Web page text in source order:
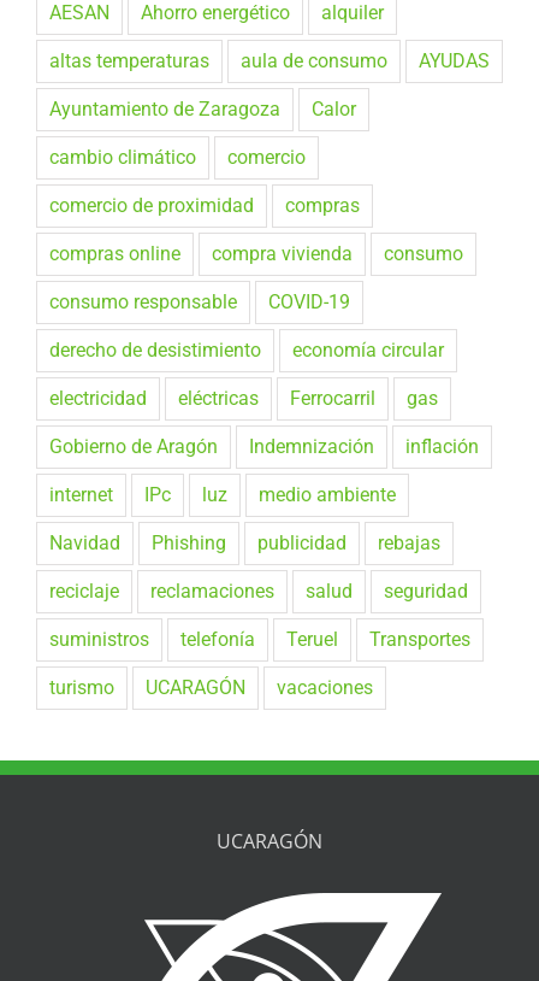
AESAN Ahorro energético alquiler
altas temperaturas aula de consumo AYUDAS
Ayuntamiento de Zaragoza Calor
cambio climático comercio
comercio de proximidad compras
compras online compra vivienda consumo
consumo responsable COVID-19
derecho de desistimiento economía circular
electricidad eléctricas Ferrocarril gas
Gobierno de Aragón Indemnización inflación
internet IPc luz medio ambiente
Navidad Phishing publicidad rebajas
reciclaje reclamaciones salud seguridad
suministros telefonía Teruel Transportes
turismo UCARAGÓN vacaciones
UCARAGÓN